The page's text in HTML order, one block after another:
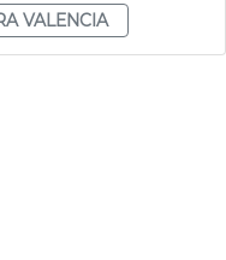
VALENCIA